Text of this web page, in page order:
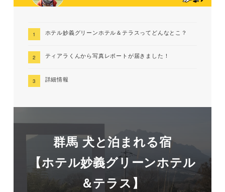
ホテル妙義グリーンホテル＆テラスってどんなとこ？
ティアラくんから写真レポートが届きました！
詳細情報
群馬 犬と泊まれる宿
【ホテル妙義グリーンホテル
＆テラス】